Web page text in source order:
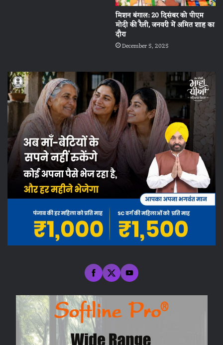
मिशन बंगाल: 20 दिसंबर को पीएम
मोदी की रैली, जनवरी में अमित शाह का
दौरा
December 5, 2025